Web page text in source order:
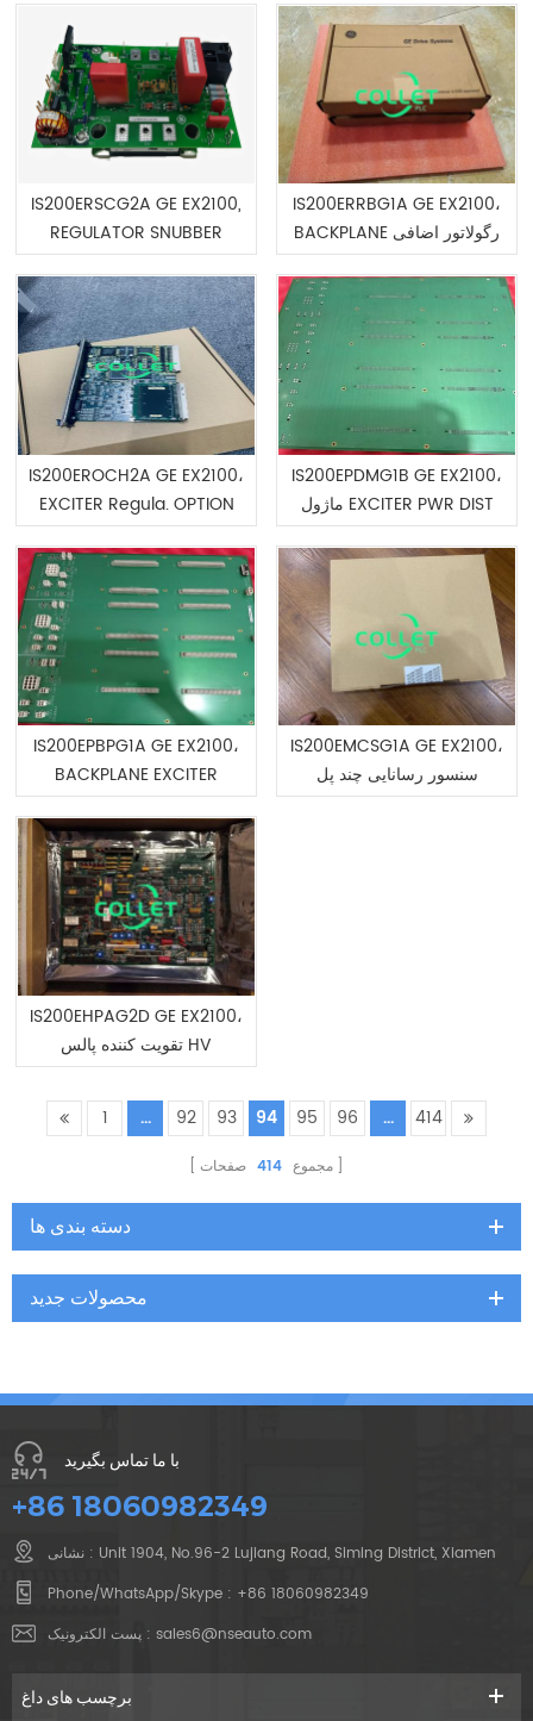
IS200ERSCG2A GE EX2100,
REGULATOR SNUBBER
CARD, M2
IS200ERRBG1A GE EX2100،
BACKPLANE رگولاتور اضافی
IS200EROCH2A GE EX2100،
EXCITER Regula. OPTION
CARD
IS200EPDMG1B GE EX2100،
ماژول EXCITER PWR DIST
IS200EPBPG1A GE EX2100،
BACKPLANE EXCITER
POWER
IS200EMCSG1A GE EX2100،
سنسور رسانایی چند پل
اکسایتر
IS200EHPAG2D GE EX2100،
تقویت کننده پالس HV
EXCITER
1
... 92 93 94 95 96 ... 414
مجموع 414 صفحات
دسته بندی ها
محصولات جدید
با ما تماس بگیرید
+86 18060982349
نشانی : Unit 1904, No.96-2 Lujiang Road, Siming District, Xiamen
Phone/WhatsApp/Skype : +86 18060982349
پست الکترونیک : sales6@nseauto.com
برچسب های داغ